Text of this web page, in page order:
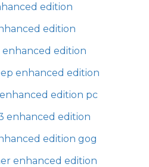
edition
edition
edition
enhanced edition
edition pc
enhanced edition
edition gog
enhanced edition